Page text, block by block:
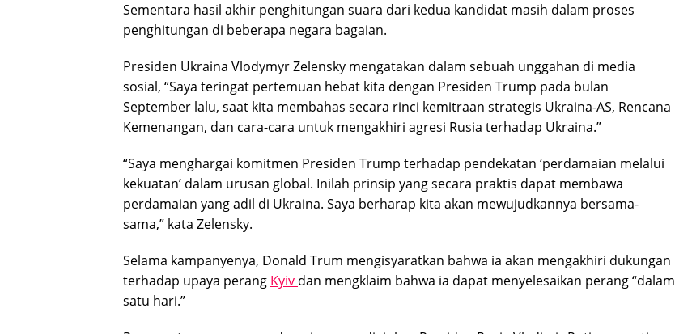
Sementara hasil akhir penghitungan suara dari kedua kandidat masih dalam proses
penghitungan di beberapa negara bagaian.
Presiden Ukraina Vlodymyr Zelensky mengatakan dalam sebuah unggahan di media
sosial, “Saya teringat pertemuan hebat kita dengan Presiden Trump pada bulan
September lalu, saat kita membahas secara rinci kemitraan strategis Ukraina-AS, Rencana
Kemenangan, dan cara-cara untuk mengakhiri agresi Rusia terhadap Ukraina.”
“Saya menghargai komitmen Presiden Trump terhadap pendekatan ‘perdamaian melalui
kekuatan’ dalam urusan global. Inilah prinsip yang secara praktis dapat membawa
perdamaian yang adil di Ukraina. Saya berharap kita akan mewujudkannya bersama-
sama,” kata Zelensky.
Selama kampanyenya, Donald Trum mengisyaratkan bahwa ia akan mengakhiri dukungan
terhadap upaya perang Kyiv dan mengklaim bahwa ia dapat menyelesaikan perang “dalam
satu hari.”